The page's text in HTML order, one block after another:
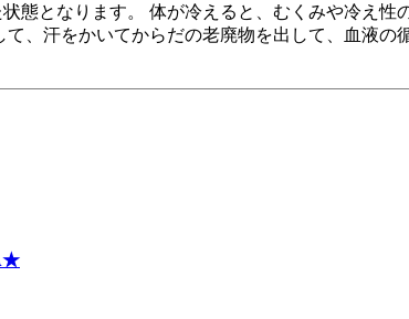
となります。 体が冷えると、むくみや冷え性
、汗をかいてからだの老廃物を出して、血液の